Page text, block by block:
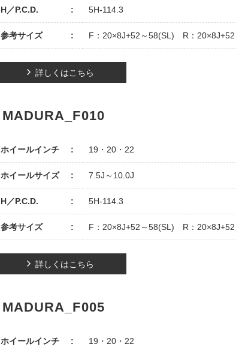
H／P.C.D. 5H-114.3
参考サイズ F：20×8J+52～58(SL) R：20×8J+52
詳しくはこちら
MADURA_F010
ホイールインチ 19・20・22
ホイールサイズ 7.5J～10.0J
H／P.C.D. 5H-114.3
参考サイズ F：20×8J+52～58(SL) R：20×8J+52
詳しくはこちら
MADURA_F005
ホイールインチ 19・20・22